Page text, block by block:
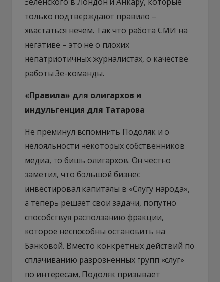
только подтверждают правило –
хвастаться нечем. Так что работа СМИ на
негативе – это не о плохих
непатриотичных журналистах, о качестве
работы Зе-команды.
«Правила» для олигархов и
индульгенция для Татарова
Не преминул вспомнить Подоляк и о
нелояльности некоторых собственников
медиа, то бишь олигархов. Он честно
заметил, что большой бизнес
инвестировал капиталы в «Слугу народа»,
а теперь решает свои задачи, попутно
способствуя расползанию фракции,
которое неспособны остановить на
Банковой. Вместо конкретных действий по
сплачиванию разрозненных групп «слуг»
по интересам, Подоляк призывает